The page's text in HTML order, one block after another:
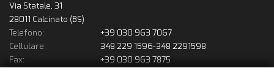
Via Statale, 31
28011 Calcinato (BS)
Telefono:
+39 030 963 7067
Cellulare:
348 229 1596-348 2291598
Fax:
+39 030 963 7875